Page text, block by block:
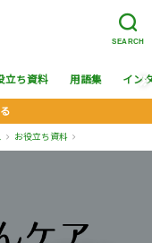
SEARCH
立ち資料 用語集 イン
お役立ち資料